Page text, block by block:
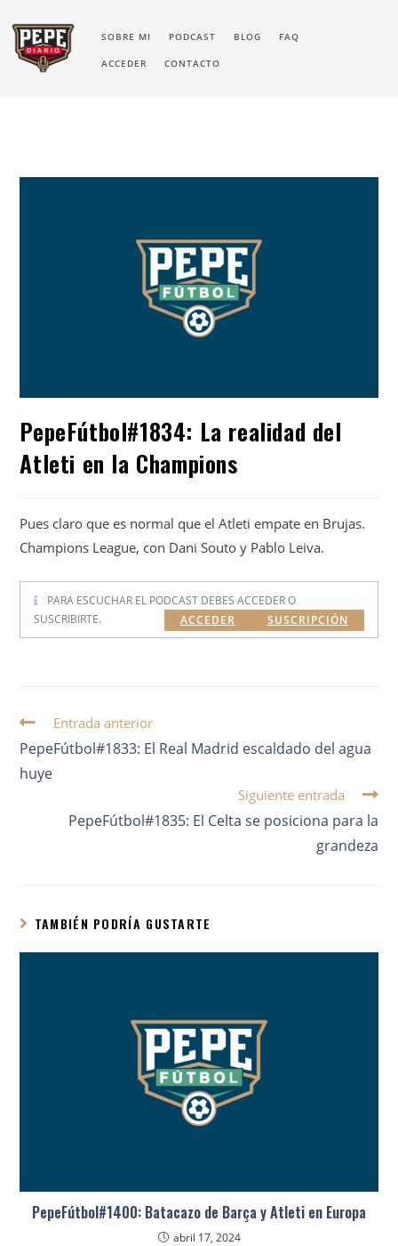
SOBRE MI PODCAST BLOG FAQ
ACCEDER CONTACTO
PepeFútbol#1834: La realidad del
Atleti en la Champions
Pues claro que es normal que el Atleti empate en Brujas.
Champions League, con Dani Souto y Pablo Leiva.
PARA ESCUCHAR EL PODCAST DEBES ACCEDER O
SUSCRIBIRTE.
SUSCRIPCIÓN
ACCEDER
Entrada anterior
PepeFútbol#1833: El Real Madrid escaldado del agua
huye
Siguiente entrada
PepeFútbol#1835: El Celta se posiciona para la
grandeza
TAMBIÉN PODRÍA GUSTARTE
PepeFútbol#1400: Batacazo de Barça y Atleti en Europa
abril 17, 2024